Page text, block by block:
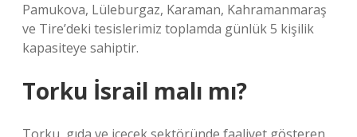
Pamukova, Lüleburgaz, Karaman, Kahramanmaraş
ve Tire’deki tesislerimiz toplamda günlük 5 kişilik
kapasiteye sahiptir.
Torku İsrail malı mı?